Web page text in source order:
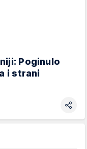
Poginulo
i strani